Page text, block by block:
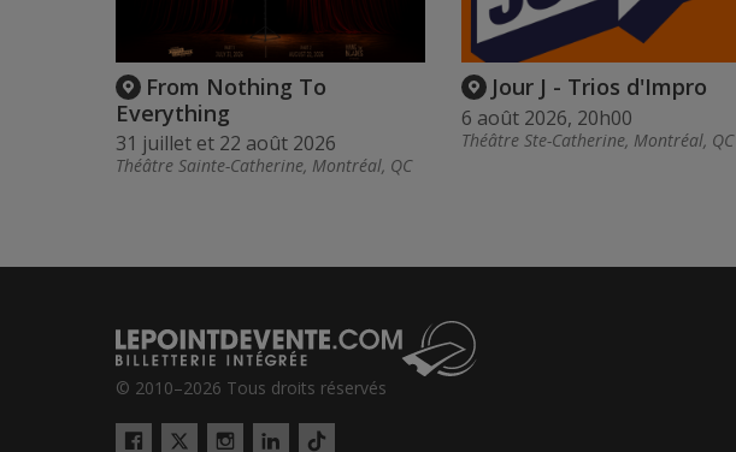
From Nothing To
Everything
31 juillet et 22 août 2026
Théâtre Sainte-Catherine, Montréal, QC
Jour J - Trios d'Impro
6 août 2026, 20h00
Théâtre Ste-Catherine, Montréal, QC
© 2010–2026 Tous droits réservés
Twitter Tiktok